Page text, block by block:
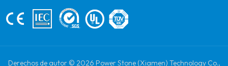
Derechos de autor © 2026 Power Stone (Xiamen) Technology Co.,